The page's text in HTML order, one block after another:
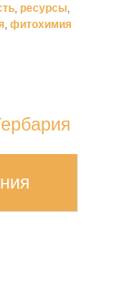
, ресурсы,
, фитохимия